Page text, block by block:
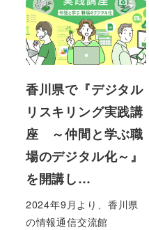
香川県で『デジタル
リスキリング実践講
座 ～仲間と学ぶ職
場のデジタル化～』
を開講し…
2024年9月より、香川県
の情報通信交流館